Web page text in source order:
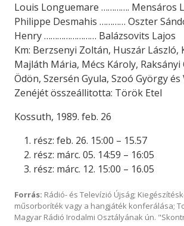
Louis Longuemare …………. Mensáros
Philippe Desmahis ………… Oszter
Henry …………………… Balázsovits Lajos
Km: Berzsenyi Zoltán, Huszár László,
Majláth Mária, Mécs Károly, Raksányi
Ödön, Szersén Gyula, Szoó György
Zenéjét összeállitotta: Török Etel
Kossuth, 1989. feb. 26
rész: feb. 26. 15:00 – 15.57
rész: márc. 05. 14:59 – 16:05
rész: márc. 12. 15:00 – 16.05
Forrás: Rádió- és Televízió Újság;
műsorboríték vagy a hangjáték konferálása;
Magyar Rádió Irodalmi Osztályának ún.